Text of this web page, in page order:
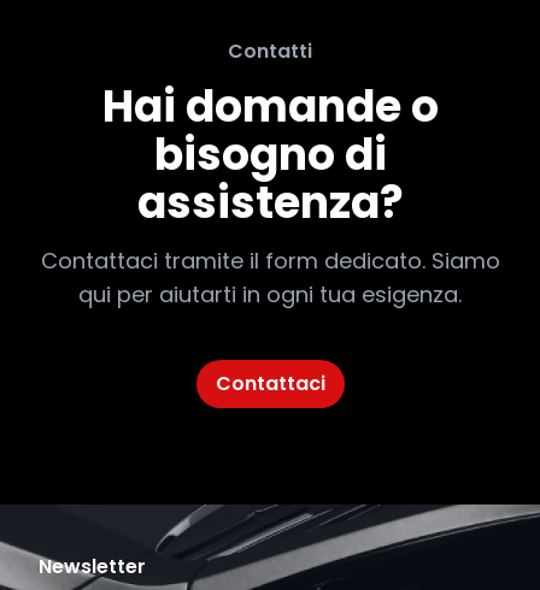
Contatti
Hai domande o
bisogno di
assistenza?
Contattaci tramite il form dedicato. Siamo
qui per aiutarti in ogni tua esigenza.
Contattaci
Newsletter